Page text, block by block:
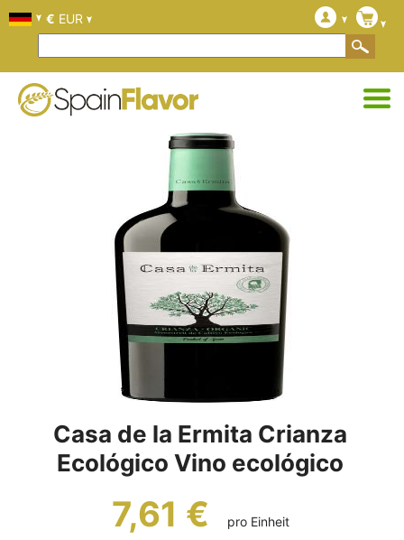
Casa de la Ermita Crianza
Ecológico Vino ecológico
7,61 € pro Einheit
€ EUR